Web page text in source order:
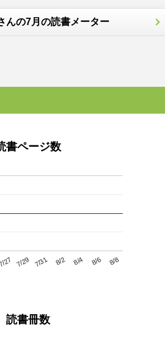
んの7月の読書メーター
書ページ数
27 7/29 7/31 8/2 8/4 8/6 8/8
読書冊数